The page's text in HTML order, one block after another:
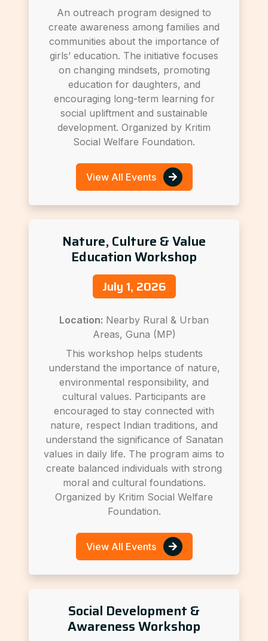
An outreach program designed to
create awareness among families and
communities about the importance of
girls’ education. The initiative focuses
on changing mindsets, promoting
education for daughters, and
encouraging long-term learning for
social upliftment and sustainable
development. Organized by Kritim
Social Welfare Foundation.
View All Events
Nature, Culture & Value
Education Workshop
July 1, 2026
Location: Nearby Rural & Urban
Areas, Guna (MP)
This workshop helps students
understand the importance of nature,
environmental responsibility, and
cultural values. Participants are
encouraged to stay connected with
nature, respect Indian traditions, and
understand the significance of Sanatan
values in daily life. The program aims to
create balanced individuals with strong
moral and cultural foundations.
Organized by Kritim Social Welfare
Foundation.
View All Events
Social Development &
Awareness Workshop